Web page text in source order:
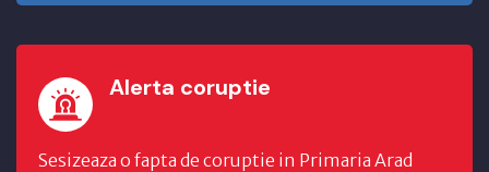
Alerta coruptie
Sesizeaza o fapta de coruptie in Primaria Arad